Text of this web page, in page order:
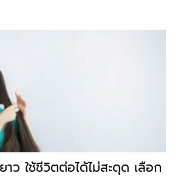
ว ใช้ชีวิตต่อได้ไม่สะดุด เลือก